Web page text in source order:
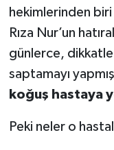
hekimlerinden
Rıza Nur’un
günlerce,
saptamayı
koğuş hastaya
Peki neler o